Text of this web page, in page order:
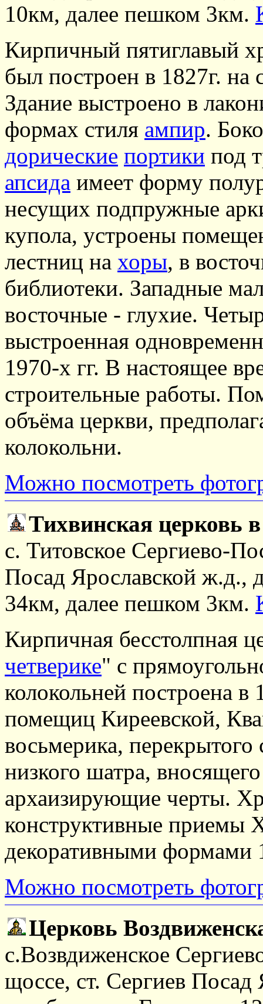
10км, далее пешком 3км.
Кирпичный пятиглавый
был построен в 1827г. на
Здание выстроено в
формах стиля ампир.
дорические портики под
апсида имеет форму
несущих подпружные
купола, устроены
лестниц на хоры, в
библиотеки. Западные
восточные - глухие.
выстроенная
1970-х гг. В настоящее
строительные работы.
объёма церкви,
колокольни.
Можно посмотреть
Тихвинская церковь
с. Титовское Сергиево-
Посад Ярославской ж.д.,
34км, далее пешком 3км.
Кирпичная бесстолпная
четверике" с
колокольней построена в
помещиц Киреевской,
восьмерика,
низкого шатра,
архаизирующие черты.
конструктивные приемы
декоративными формами
Можно посмотреть
Церковь
с.Возвдиженское
щоссе, ст. Сергиев Посад